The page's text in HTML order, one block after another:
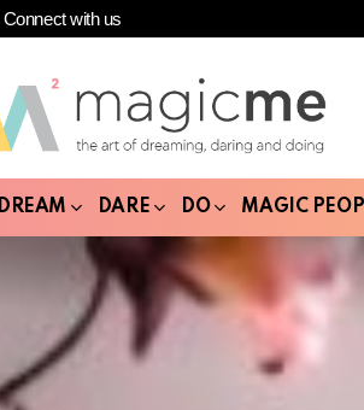
Connect with us
DREAM DARE DO MAGIC